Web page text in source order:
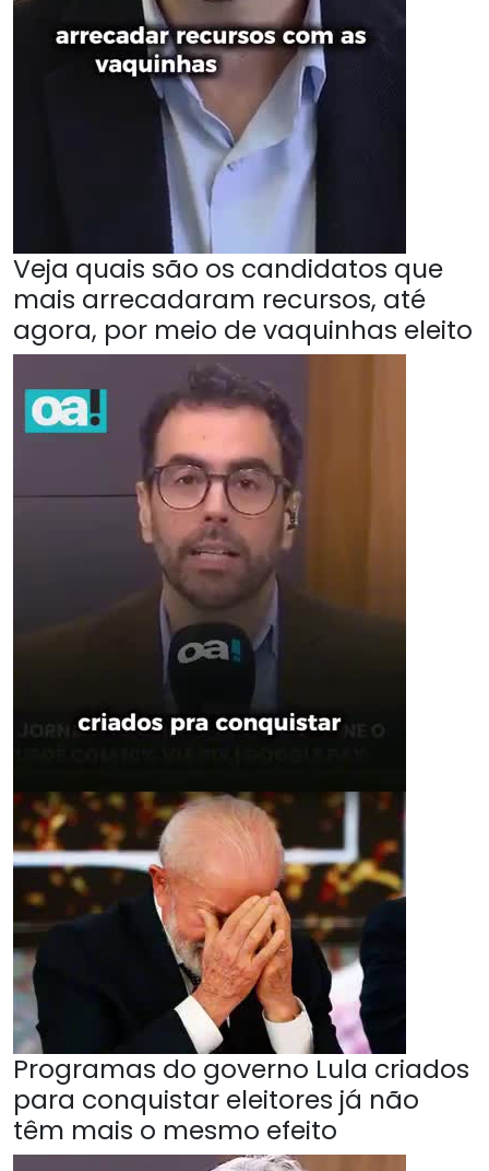
Veja quais são os candidatos que
mais arrecadaram recursos, até
agora, por meio de vaquinhas eleito
Programas do governo Lula criados
para conquistar eleitores já não
têm mais o mesmo efeito